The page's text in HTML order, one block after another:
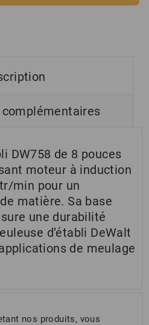
DW758 de 8 pouces
moteur à induction
min pour un
matière. Sa base
une durabilité
d’établi DeWalt
de meulage
nos produits, vous